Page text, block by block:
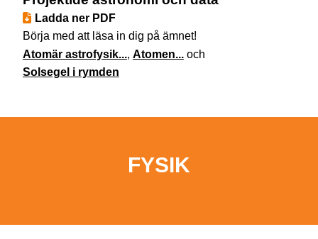
Ladda ner PDF
Börja med att läsa in dig på ämnet!
Atomär astrofysik..., Atomen...och
Solsegel i rymden
FYSIK